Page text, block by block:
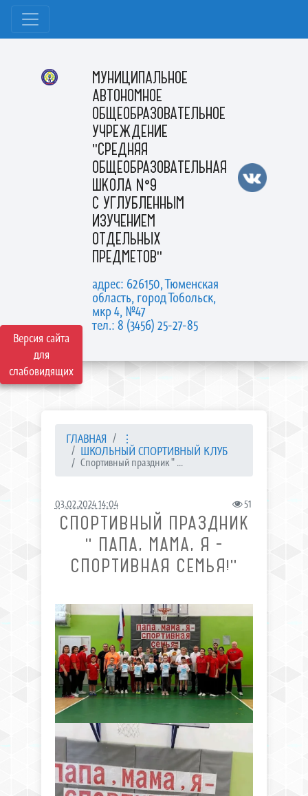
Версия сайта
для
слабовидящих
МУНИЦИПАЛЬНОЕ
АВТОНОМНОЕ
ОБЩЕОБРАЗОВАТЕЛЬНОЕ
УЧРЕЖДЕНИЕ
"СРЕДНЯЯ
ОБЩЕОБРАЗОВАТЕЛЬНАЯ
ШКОЛА №9
С УГЛУБЛЕННЫМ
ИЗУЧЕНИЕМ
ОТДЕЛЬНЫХ
ПРЕДМЕТОВ"
адрес: 626150, Тюменская
область, город Тобольск,
мкр 4, №47
тел.: 8 (3456) 25-27-85
ГЛАВНАЯ
⋮
ШКОЛЬНЫЙ СПОРТИВНЫЙ КЛУБ
Спортивный праздник " ...
03.02.2024 14:04 51
СПОРТИВНЫЙ ПРАЗДНИК
" ПАПА, МАМА, Я -
СПОРТИВНАЯ СЕМЬЯ!"